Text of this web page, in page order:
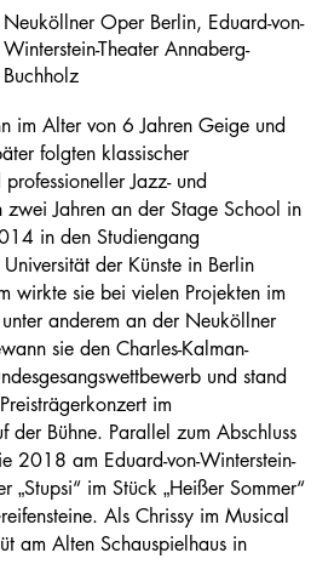
Neuköllner Oper Berlin, Eduard-von-
Winterstein-Theater Annaberg-
Buchholz
im Alter von 6 Jahren Geige und
folgten klassischer
Jazz- und
Jahren an der Stage School in
in den Studiengang
der Künste in Berlin
wirkte sie bei vielen Projekten im
unter anderem an der Neuköllner
sie den Charles-Kalman-
und stand
im
der Bühne. Parallel zum Abschluss
2018 am Eduard-von-Winterstein-
„Stupsi“ im Stück „Heißer Sommer“
Als Chrissy im Musical
am Alten Schauspielhaus in